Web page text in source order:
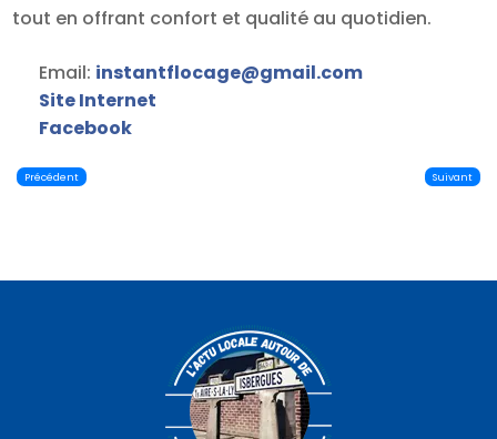
tout en offrant confort et qualité au quotidien.
Email: instantflocage@gmail.com
Site Internet
Facebook
Précédent Suivant